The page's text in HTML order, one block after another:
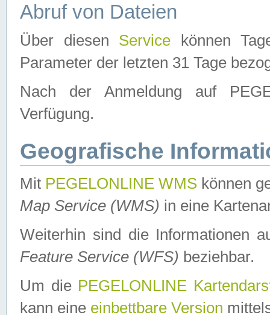
Abruf von Dateien
Über diesen Service können
Parameter der letzten 31 Tage
Nach der Anmeldung auf
Verfügung.
Geografische
Mit PEGELONLINE WMS können
Map Service (WMS) in eine
Weiterhin sind die Informationen
Feature Service (WFS) beziehbar.
Um die PEGELONLINE
kann eine einbettbare Version